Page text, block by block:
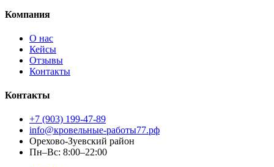
Компания
О нас
Кейсы
Отзывы
Контакты
Контакты
+7 (903) 199-47-89
info@кровельные-работы77.рф
Орехово-Зуевский район
Пн–Вс: 8:00–22:00